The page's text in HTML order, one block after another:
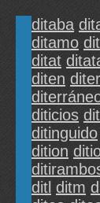
ditaba
ditamo
ditat
diten diter
diticios
ditinguido
dition
ditl ditm